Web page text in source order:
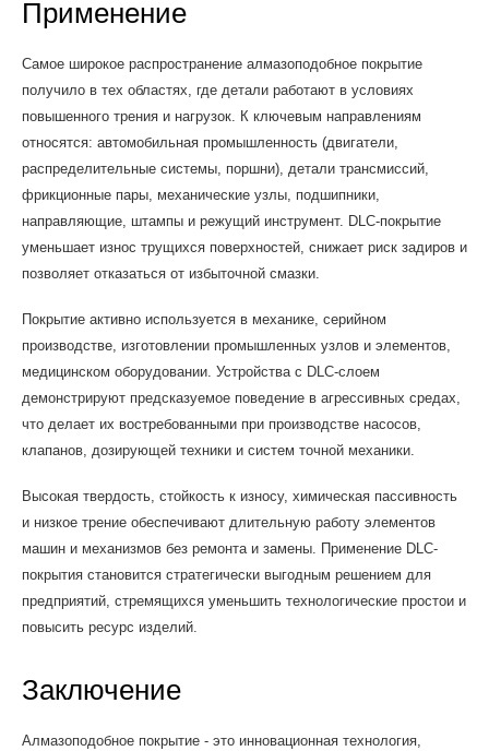
Применение
Самое широкое распространение алмазоподобное покрытие
получило в тех областях, где детали работают в условиях
повышенного трения и нагрузок. К ключевым направлениям
относятся: автомобильная промышленность (двигатели,
распределительные системы, поршни), детали трансмиссий,
фрикционные пары, механические узлы, подшипники,
направляющие, штампы и режущий инструмент. DLC-покрытие
уменьшает износ трущихся поверхностей, снижает риск задиров и
позволяет отказаться от избыточной смазки.
Покрытие активно используется в механике, серийном
производстве, изготовлении промышленных узлов и элементов,
медицинском оборудовании. Устройства с DLC-слоем
демонстрируют предсказуемое поведение в агрессивных средах,
что делает их востребованными при производстве насосов,
клапанов, дозирующей техники и систем точной механики.
Высокая твердость, стойкость к износу, химическая пассивность
и низкое трение обеспечивают длительную работу элементов
машин и механизмов без ремонта и замены. Применение DLC-
покрытия становится стратегически выгодным решением для
предприятий, стремящихся уменьшить технологические простои и
повысить ресурс изделий.
Заключение
Алмазоподобное покрытие - это инновационная технология,